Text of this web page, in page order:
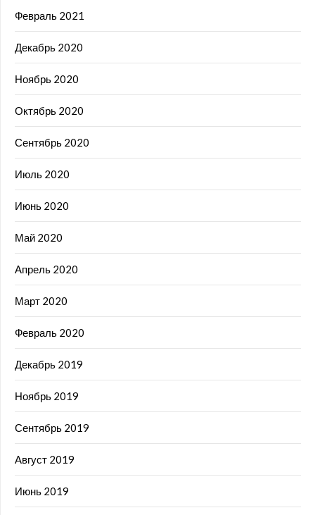
Февраль 2021
Декабрь 2020
Ноябрь 2020
Октябрь 2020
Сентябрь 2020
Июль 2020
Июнь 2020
Май 2020
Апрель 2020
Март 2020
Февраль 2020
Декабрь 2019
Ноябрь 2019
Сентябрь 2019
Август 2019
Июнь 2019